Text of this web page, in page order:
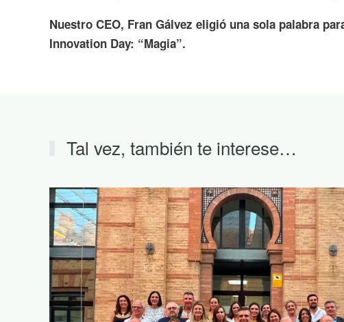
Nuestro CEO, Fran Gálvez eligió una sola palabra
Innovation Day: “Magia”.
Tal vez, también te interese…